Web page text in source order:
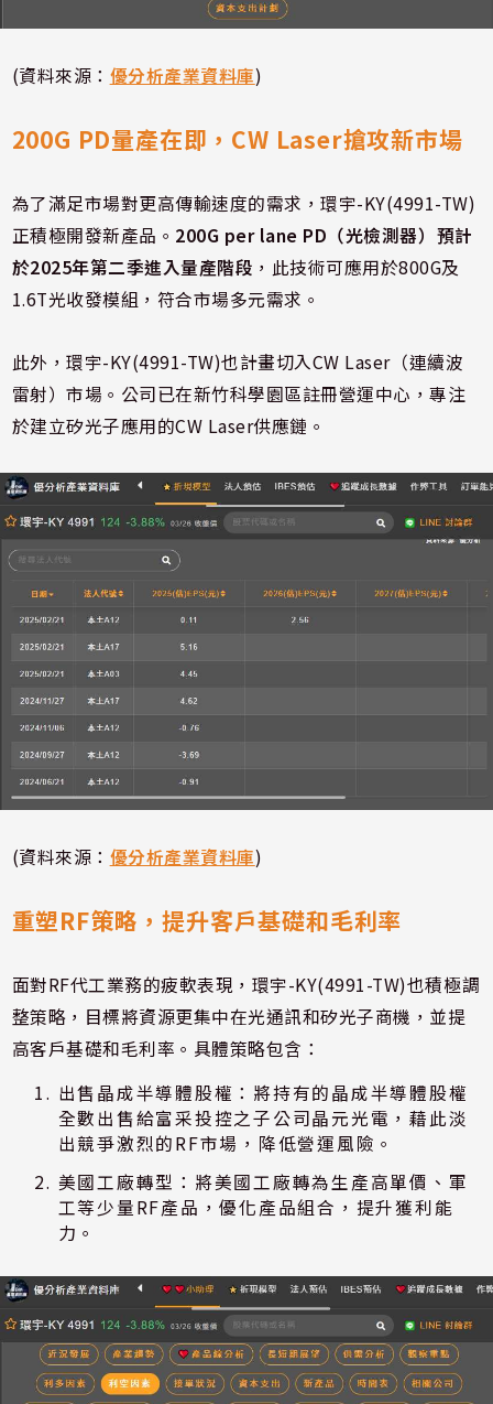
(資料來源： 優分析產業資料庫)
200G PD量產在即，CW Laser搶攻新市場
為了滿足市場對更高傳輸速度的需求，環宇-KY(4991-TW)
正積極開發新產品。 200G per lane PD（光檢測器）預計
於2025年第二季進入量產階段 ，此技術可應用於800G及
1.6T光收發模組，符合市場多元需求。
此外，環宇-KY(4991-TW)也計畫切入CW Laser（連續波
雷射）市場。公司已在新竹科學園區註冊營運中心，專注
於建立矽光子應用的CW Laser供應鏈。
(資料來源： 優分析產業資料庫)
重塑RF策略，提升客戶基礎和毛利率
面對RF代工業務的疲軟表現，環宇-KY(4991-TW)也積極調
整策略，目標將資源更集中在光通訊和矽光子商機，並提
高客戶基礎和毛利率。具體策略包含：
出售晶成半導體股權：將持有的晶成半導體股權
全數出售給富采投控之子公司晶元光電，藉此淡
出競爭激烈的RF市場，降低營運風險。
美國工廠轉型：將美國工廠轉為生產高單價、軍
工等少量RF產品，優化產品組合，提升獲利能
力。